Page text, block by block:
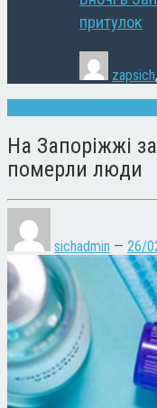
притулок
zapsich,
На Запоріжжі
померли люди
sichadmin — 26/